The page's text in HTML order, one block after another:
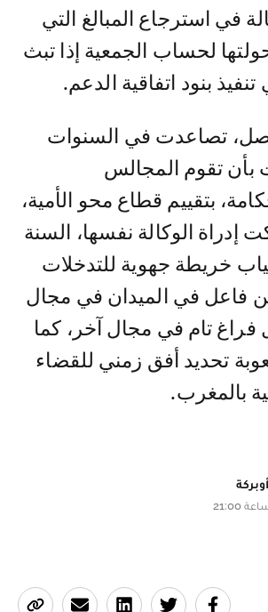
في استرجاع المبالغ التي
لحساب الجمعية إذا تبث
بنود اتفاقية الدعم.
تصاعدت في السنوات
بأن تقوم المجالس
بتقييم قطاع محو الأمية،
الوكالة نفسها، السنة
خريطة جهوية للتدخلات
فاعل في الميدان في مجال
فراغ تام في مجال آخر، كما
تحديد أفق زمني للقضاء
بالمغرب.